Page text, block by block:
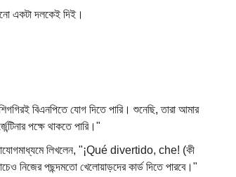
একটা দলকেই দিই।
বিএনপিতে যোগ দিতে পারি। শুনেছি, তারা আমার
পক্ষে থাকতে পারি।"
লিখলেন, "¡Qué divertido, che! (কী
নিজের পছন্দমতো খেলোয়াড়দের কার্ড দিতে পারবে।"